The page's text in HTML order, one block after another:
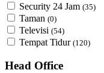
Security 24 Jam (35)
Taman (0)
Televisi (54)
Tempat Tidur (120)
Head Office